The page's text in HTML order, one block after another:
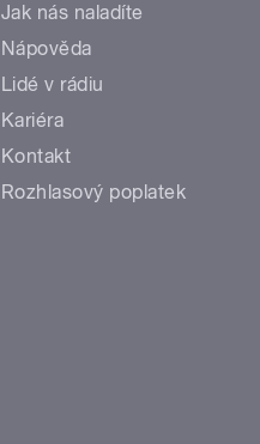
Jak nás naladíte
Nápověda
Lidé v rádiu
Kariéra
Kontakt
Rozhlasový poplatek